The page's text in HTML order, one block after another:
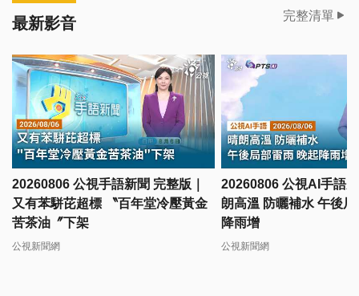
最新影音 完整清單
20260806 公視手語新聞 完整版｜
又有苯駢芘超標 〝百年堂冷壓黃金
苦茶油〞下架
公視新聞網
20260806 公視AI手語
朗高溫 防曬補水 午後
降雨增
公視新聞網